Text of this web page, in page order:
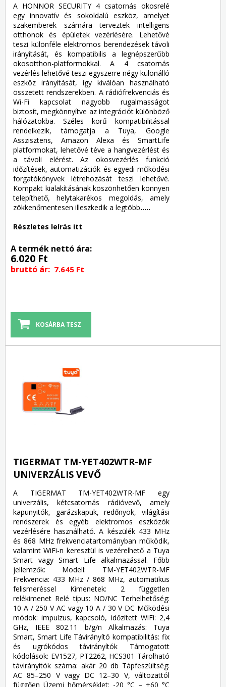
A HONNOR SECURITY 4 csatornás okosrelé
egy innovatív és sokoldalú eszköz, amelyet
szakemberek számára terveztek intelligens
otthonok és épületek vezérlésére. Lehetővé
teszi különféle elektromos berendezések távoli
irányítását, és kompatibilis a legnépszerűbb
okosotthon-platformokkal. A 4 csatornás
vezérlés lehetővé teszi egyszerre négy különálló
eszköz irányítását, így kiválóan használható
összetett rendszerekben. A rádiófrekvenciás és
Wi-Fi kapcsolat nagyobb rugalmasságot
biztosít, megkönnyítve az integrációt különböző
hálózatokba. Széles körű kompatibilitással
rendelkezik, támogatja a Tuya, Google
Asszisztens, Amazon Alexa és SmartLife
platformokat, lehetővé téve a hangvezérlést és
a távoli elérést. Az okosvezérlés funkció
időzítések, automatizációk és egyedi működési
forgatókönyvek létrehozását teszi lehetővé.
Kompakt kialakításának köszönhetően könnyen
telepíthető, helytakarékos megoldás, amely
zökkenőmentesen illeszkedik a legtöbb.....
Részletes leírás itt
A termék nettó ára:
6.020 Ft
bruttó ár: 7.645 Ft
TIGERMAT TM-YET402WTR-MF
UNIVERZÁLIS VEVŐ
A TIGERMAT TM-YET402WTR-MF egy
univerzális, kétcsatornás rádióvevő, amely
kapunyitók, garázskapuk, redőnyök, világítási
rendszerek és egyéb elektromos eszközök
vezérlésére használható. A készülék 433 MHz
és 868 MHz frekvenciatartományban működik,
valamint WiFi-n keresztül is vezérelhető a Tuya
Smart vagy Smart Life alkalmazással. Főbb
jellemzők: Modell: TM-YET402WTR-MF
Frekvencia: 433 MHz / 868 MHz, automatikus
felismeréssel Kimenetek: 2 független
relékimenet Relé típus: NO/NC Terhelhetőség:
10 A / 250 V AC vagy 10 A / 30 V DC Működési
módok: impulzus, kapcsoló, időzített WiFi: 2,4
GHz, IEEE 802.11 b/g/n Alkalmazás: Tuya
Smart, Smart Life Távirányító kompatibilitás: fix
és ugrókódos távirányítók Támogatott
kódolások: EV1527, PT2262, HCS301 Tárolható
távirányítók száma: akár 20 db Tápfeszültség:
AC 85–250 V vagy DC 12–30 V, változattól
függően Üzemi hőmérséklet: -20 °C – +60 °C